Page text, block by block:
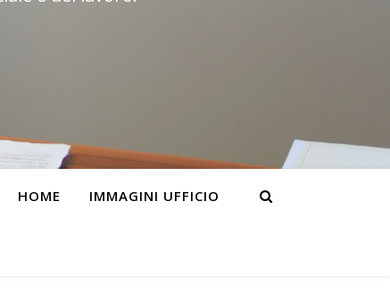
HOME IMMAGINI UFFICIO